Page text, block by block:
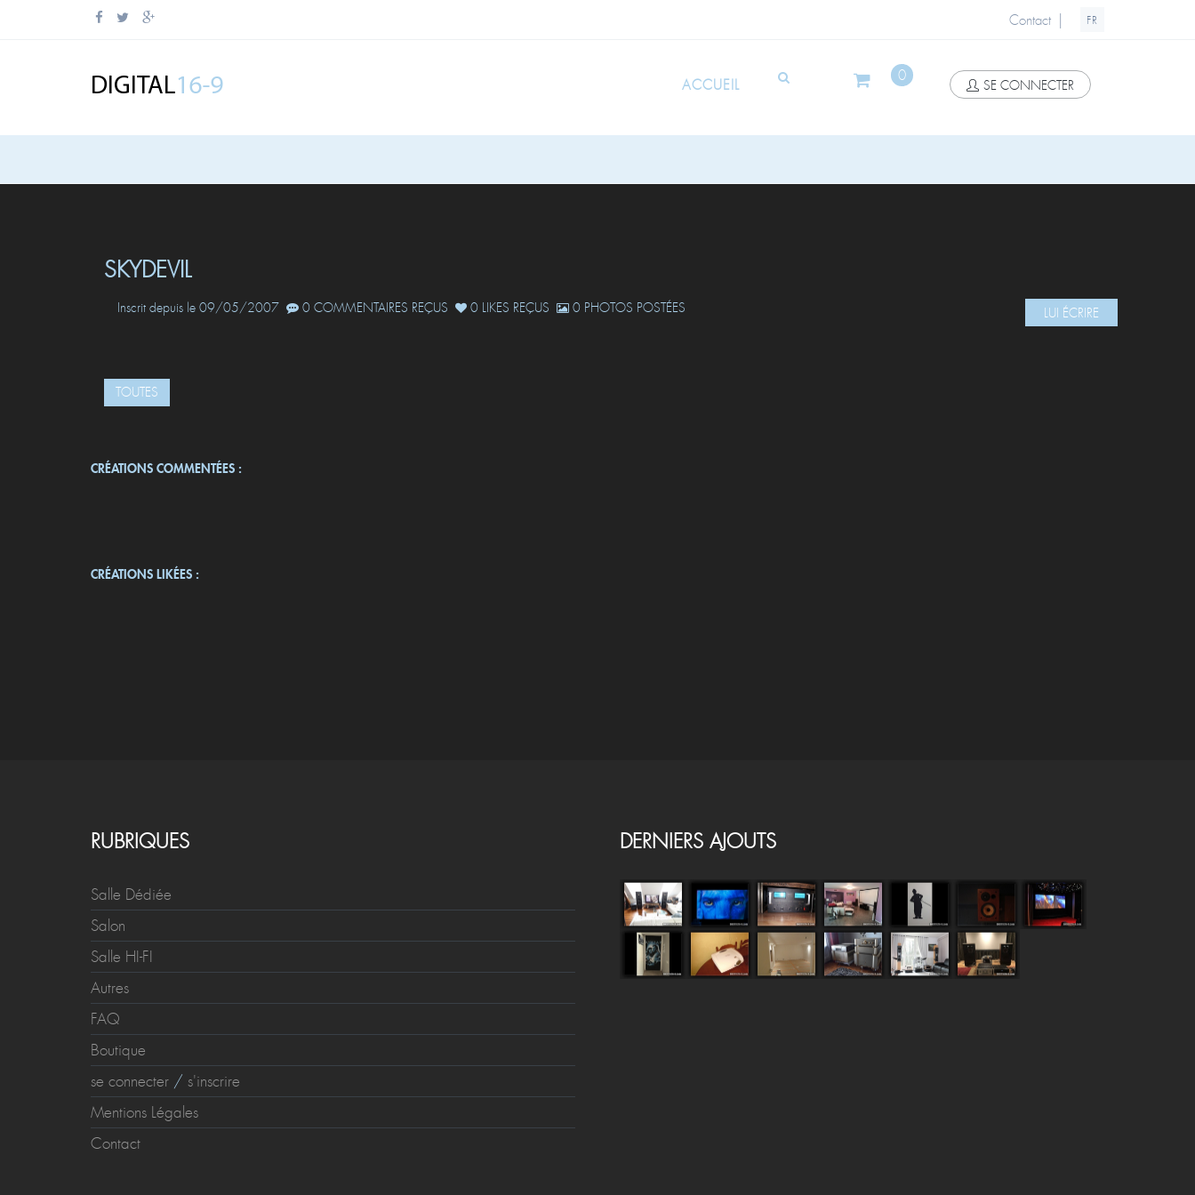
Contact | FR
ACCUEIL
0
SE CONNECTER
SKYDEVIL
Inscrit depuis le 09/05/2007 0 COMMENTAIRES REÇUS 0 LIKES REÇUS 0 PHOTOS POSTÉES LUI ÉCRIRE
TOUTES
CRÉATIONS COMMENTÉES :
CRÉATIONS LIKÉES :
RUBRIQUES
Salle Dédiée
Salon
Salle HI-FI
Autres
FAQ
Boutique
se connecter / s'inscrire
Mentions Légales
Contact
DERNIERS AJOUTS